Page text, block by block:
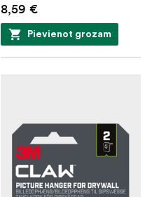
8,59 €
Pievienot grozam